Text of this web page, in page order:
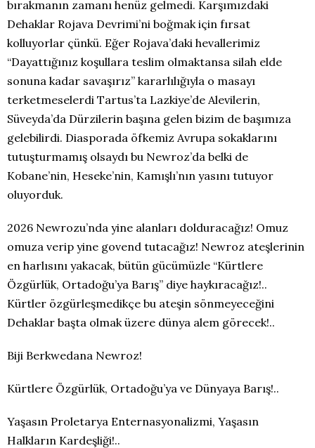
bırakmanın zamanı henüz gelmedi. Karşımızdaki
Dehaklar Rojava Devrimi’ni boğmak için fırsat
kolluyorlar çünkü. Eğer Rojava’daki hevallerimiz
“Dayattığınız koşullara teslim olmaktansa silah elde
sonuna kadar savaşırız” kararlılığıyla o masayı
terketmeselerdi Tartus’ta Lazkiye’de Alevilerin,
Süveyda’da Dürzilerin başına gelen bizim de başımıza
gelebilirdi. Diasporada öfkemiz Avrupa sokaklarını
tutuşturmamış olsaydı bu Newroz’da belki de
Kobane’nin, Heseke’nin, Kamışlı’nın yasını tutuyor
oluyorduk.
2026 Newrozu’nda yine alanları dolduracağız! Omuz
omuza verip yine govend tutacağız! Newroz ateşlerinin
en harlısını yakacak, bütün gücümüzle “Kürtlere
Özgürlük, Ortadoğu’ya Barış” diye haykıracağız!..
Kürtler özgürleşmedikçe bu ateşin sönmeyeceğini
Dehaklar başta olmak üzere dünya alem görecek!..
Biji Berkwedana Newroz!
Kürtlere Özgürlük, Ortadoğu’ya ve Dünyaya Barış!..
Yaşasın Proletarya Enternasyonalizmi, Yaşasın
Halkların Kardeşliği!..